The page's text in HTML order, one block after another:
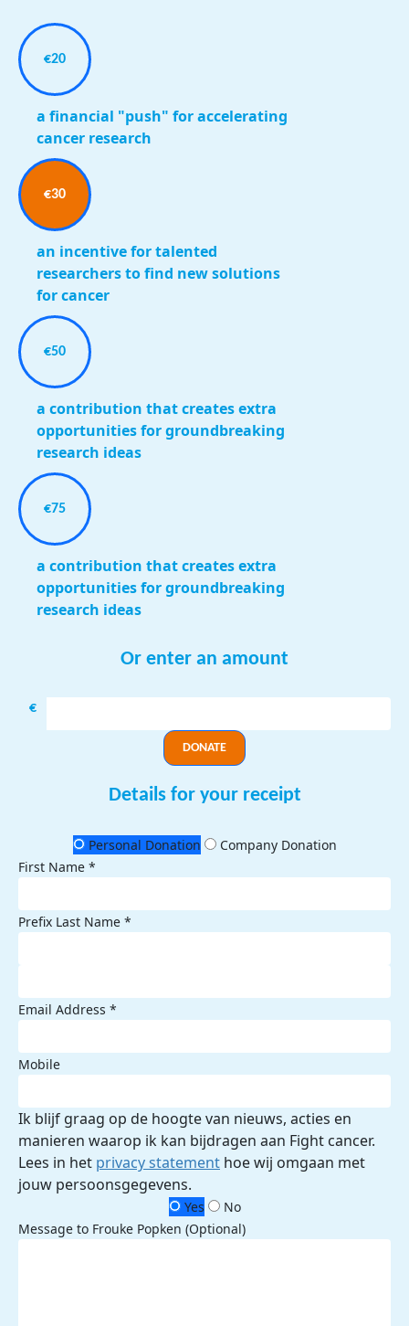
€20
a financial "push" for accelerating
cancer research
€30
an incentive for talented
researchers to find new solutions
for cancer
€50
a contribution that creates extra
opportunities for groundbreaking
research ideas
€75
a contribution that creates extra
opportunities for groundbreaking
research ideas
Or enter an amount
€
DONATE
Details for your receipt
Personal Donation
Company Donation
First Name *
Prefix Last Name *
Email Address *
Mobile
Ik blijf graag op de hoogte van nieuws, acties en
manieren waarop ik kan bijdragen aan Fight cancer.
Lees in het privacy statement hoe wij omgaan met
jouw persoonsgegevens.
Yes
No
Message to Frouke Popken (Optional)